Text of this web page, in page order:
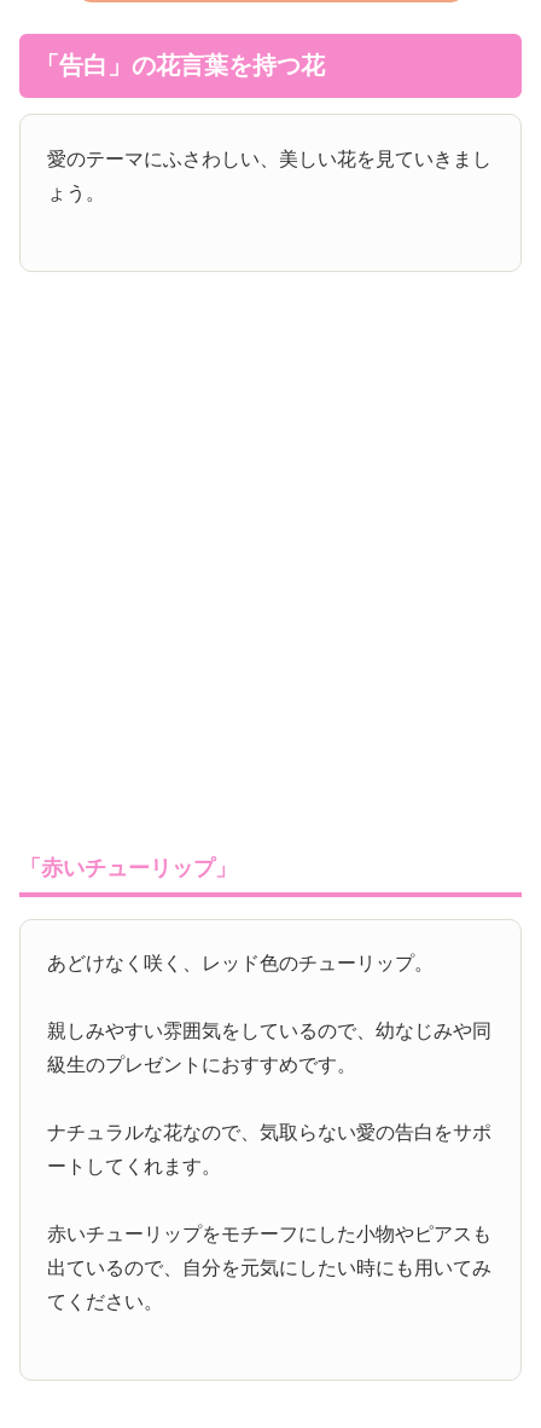
「告白」の花言葉を持つ花
愛のテーマにふさわしい、美しい花を見ていきまし
ょう。
「赤いチューリップ」
あどけなく咲く、レッド色のチューリップ。
親しみやすい雰囲気をしているので、幼なじみや同
級生のプレゼントにおすすめです。
ナチュラルな花なので、気取らない愛の告白をサポ
ートしてくれます。
赤いチューリップをモチーフにした小物やピアスも
出ているので、自分を元気にしたい時にも用いてみ
てください。